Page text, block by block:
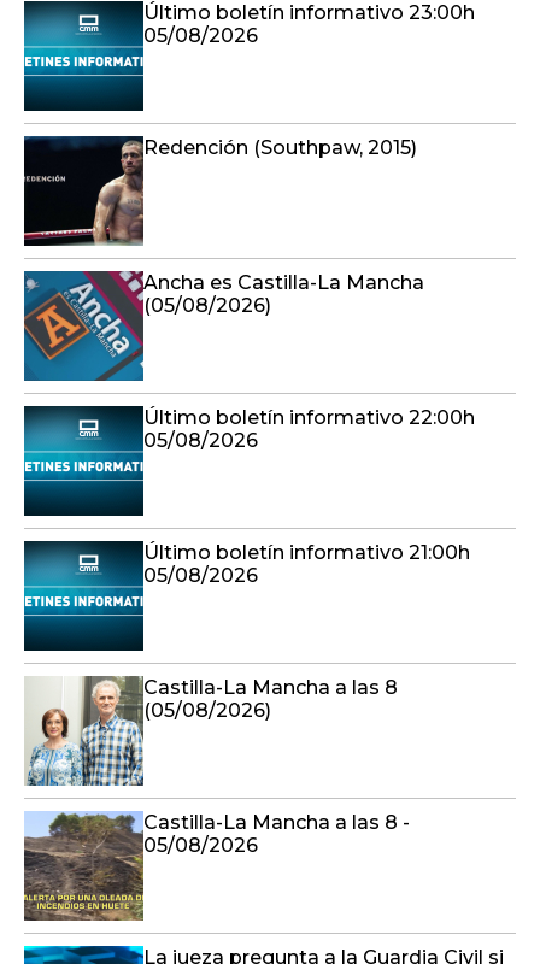
Último boletín informativo 23:00h
05/08/2026
Redención (Southpaw, 2015)
Ancha es Castilla-La Mancha
(05/08/2026)
Último boletín informativo 22:00h
05/08/2026
Último boletín informativo 21:00h
05/08/2026
Castilla-La Mancha a las 8
(05/08/2026)
Castilla-La Mancha a las 8 -
05/08/2026
La jueza pregunta a la Guardia Civil si